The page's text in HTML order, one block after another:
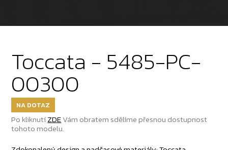
Toccata - 5485-PC-
00300
NA DOTAZ
Po kliknutíZDEVám obratem sdělíme přesnou dostupnost
tohoto modelu.